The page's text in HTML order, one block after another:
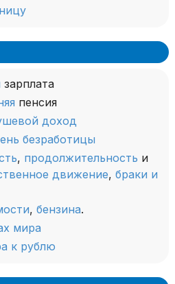
зарплата
пенсия
доход
безработицы
, продолжительность и
движение, браки и
, бензина.
мира
к рублю